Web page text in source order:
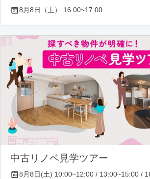
8月8日（土） 16:00~17:00
中古リノベ見学ツアー
8月8日(土) 10:00~12:00 / 13:00~15:00 /